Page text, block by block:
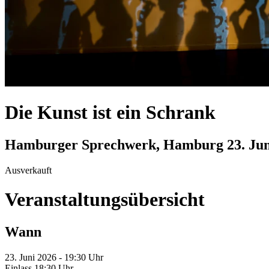
Die Kunst ist ein Schrank
Hamburger Sprechwerk, Hamburg 23.
Ausverkauft
Veranstaltungsübersicht
Wann
23. Juni 2026 - 19:30 Uhr